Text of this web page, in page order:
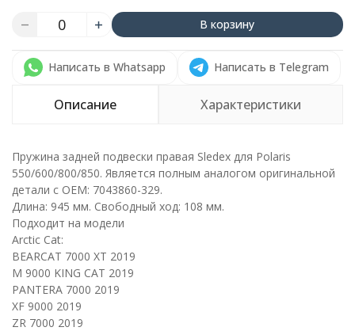
В корзину
Написать в Whatsapp Написать в Telegram
Описание Характеристики
Пружина задней подвески правая Sledex для Polaris
550/600/800/850. Является полным аналогом оригинальной
детали с ОЕМ: 7043860-329.
Длина: 945 мм. Свободный ход: 108 мм.
Подходит на модели
Arctic Cat:
BEARCAT 7000 XT 2019
M 9000 KING CAT 2019
PANTERA 7000 2019
XF 9000 2019
ZR 7000 2019